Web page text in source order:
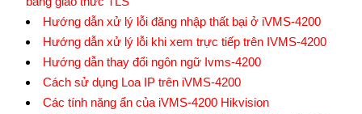
Hướng dẫn xử lý lỗi đăng nhập thất bại ở iVMS-4200
Hướng dẫn xử lý lỗi khi xem trực tiếp trên IVMS-4200
Hướng dẫn thay đổi ngôn ngữ Ivms-4200
Cách sử dụng Loa IP trên iVMS-4200
Các tính năng ẩn của iVMS-4200 Hikvision